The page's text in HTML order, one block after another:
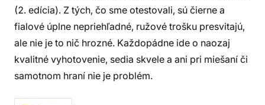
(2. edícia). Z tých, čo sme otestovali, sú čierne a
fialové úplne nepriehľadné, ružové trošku presvitajú,
ale nie je to nič hrozné. Každopádne ide o naozaj
kvalitné vyhotovenie, sedia skvele a ani pri miešaní či
samotnom hraní nie je problém.